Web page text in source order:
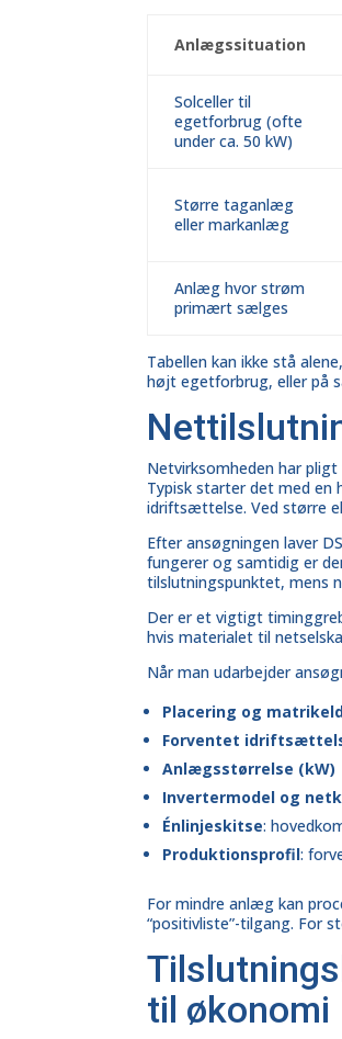
Anlægssituation
Solceller til
egetforbrug (ofte
under ca. 50 kW)
Større taganlæg
eller markanlæg
Anlæg hvor strøm
primært sælges
Tabellen kan ikke stå
højt egetforbrug, eller på
Netvirksomheden har
Typisk starter det med en
idriftsættelse. Ved større
Efter ansøgningen laver
fungerer og samtidig er
tilslutningspunktet, mens
Der er et vigtigt
hvis materialet til
Når man udarbejder
Placering og
Forventet
Anlægsstørrelse (kW)
Invertermodel og
Énlinjeskitse:
Produktionsprofil:
For mindre anlæg kan
“positivliste”-tilgang. For
til økonomi